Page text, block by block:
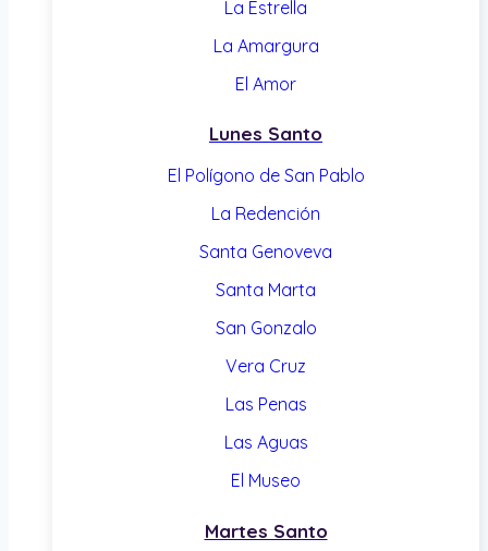
La Estrella
La Amargura
El Amor
Lunes Santo
El Polígono de San Pablo
La Redención
Santa Genoveva
Santa Marta
San Gonzalo
Vera Cruz
Las Penas
Las Aguas
El Museo
Martes Santo